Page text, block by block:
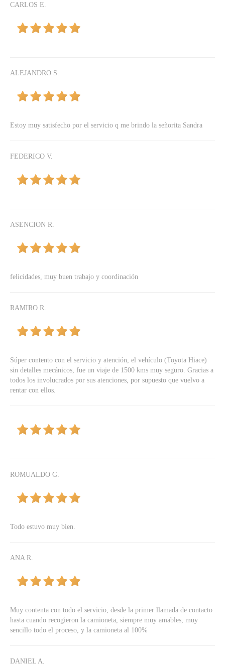
CARLOS E.
ALEJANDRO S.
Estoy muy satisfecho por el servicio q me brindo la señorita Sandra
FEDERICO V.
ASENCION R.
felicidades, muy buen trabajo y coordinación
RAMIRO R.
Súper contento con el servicio y atención, el vehículo (Toyota Hiace)
sin detalles mecánicos, fue un viaje de 1500 kms muy seguro. Gracias a
todos los involucrados por sus atenciones, por supuesto que vuelvo a
rentar con ellos.
ROMUALDO G.
Todo estuvo muy bien.
ANA R.
Muy contenta con todo el servicio, desde la primer llamada de contacto
hasta cuando recogieron la camioneta, siempre muy amables, muy
sencillo todo el proceso, y la camioneta al 100%
DANIEL A.